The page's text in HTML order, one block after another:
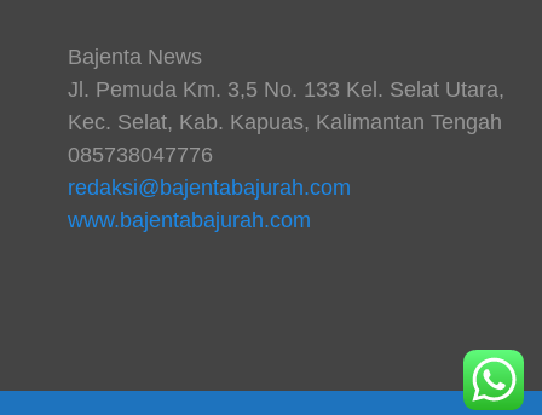
Bajenta News
Jl. Pemuda Km. 3,5 No. 133 Kel. Selat Utara,
Kec. Selat, Kab. Kapuas, Kalimantan Tengah
085738047776
redaksi@bajentabajurah.com
www.bajentabajurah.com